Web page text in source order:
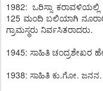
1982: ಒರಿಸ್ಸಾ
125 ಮಂದಿ ಬಲಿಯಾಗಿ
ಗ್ರಾಮಸ್ಥರು ನಿರ್ವಸಿತರಾದರು.
1945: ಸಾಹಿತಿ ಚಂದ್ರಶೇಖರ
1938: ಸಾಹಿತಿ ಕು.ಗೋ. ಜನನ.